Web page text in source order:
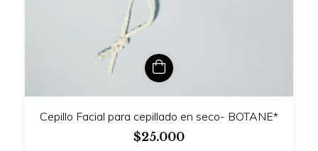
Cepillo Facial para cepillado en seco- BOTANE*
$25.000